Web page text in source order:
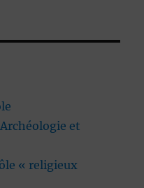
et
« religieux